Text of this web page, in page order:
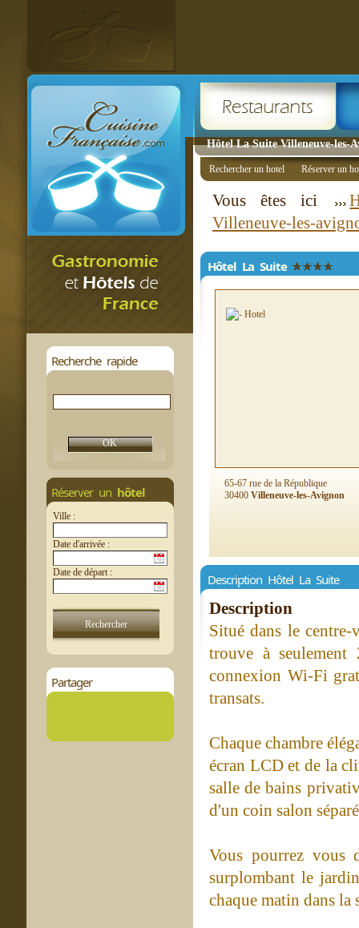
Hôtel La Suite Villeneuve-les-
Recherche rapide
Réserver un hôtel
Ville :
Date d'arrivée :
Date de départ :
Partager
Rechercher un hotel Réserver un
Vous êtes ici
Villeneuve-les-
Hôtel La Suite
65-67 rue de la République
30400 Villeneuve-les-Avignon
Description Hôtel La Suite
Description
Situé dans le
trouve à
connexion Wi-Fi
transats.
Chaque chambre
écran LCD et de la
salle de bains
d'un coin salon
Vous pourrez vous
surplombant le
chaque matin dans la